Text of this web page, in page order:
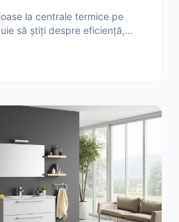
la centrale termice pe
să știți despre eficiență,